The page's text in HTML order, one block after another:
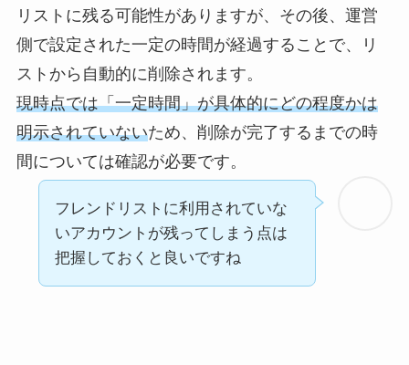
リストに残る可能性がありますが、その後、運営
側で設定された一定の時間が経過することで、リ
ストから自動的に削除されます。
現時点では「一定時間」が具体的にどの程度かは
明示されていないため、削除が完了するまでの時
間については確認が必要です。
フレンドリストに利用されていな
いアカウントが残ってしまう点は
把握しておくと良いですね